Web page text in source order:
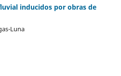
inducidos por obras de
Luna